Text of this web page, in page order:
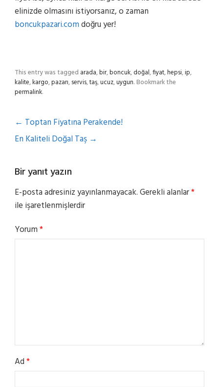
elinizde olmasını istiyorsanız, o zaman
boncukpazari.comdoğru yer!
This entry was tagged arada,bir,boncuk,doğal,fiyat,hepsi,ip,
kalite,kargo,pazarı,servis,taş,ucuz,uygun. Bookmark the
permalink.
← Toptan Fiyatına Perakende!
En Kaliteli Doğal Taş →
Bir yanıt yazın
E-posta adresiniz yayınlanmayacak.Gerekli alanlar*
ile işaretlenmişlerdir
Yorum*
Ad*